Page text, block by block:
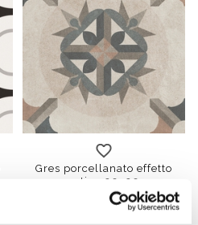
Gres porcellanato effetto
cementina 20x20cm -
Patchwork Classic 01
Ceramica Sant'Agostino